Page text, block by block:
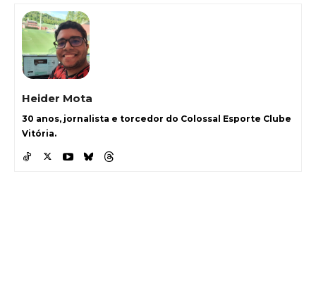
Heider Mota
30 anos, jornalista e torcedor do Colossal Esporte Clube
Vitória.